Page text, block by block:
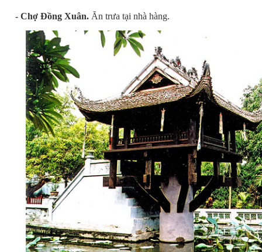
- Chợ Đồng Xuân. Ăn trưa tại nhà hàng.